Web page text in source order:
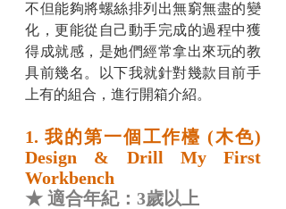
不但能夠將螺絲排列出無窮無盡的變
化，更能從自己動手完成的過程中獲
得成就感，是她們經常拿出來玩的教
具前幾名。以下我就針對幾款目前手
上有的組合，進行開箱介紹。
1. 我的第一個工作檯 (木色)
Design & Drill My First
Workbench
★ 適合年紀：3歲以上